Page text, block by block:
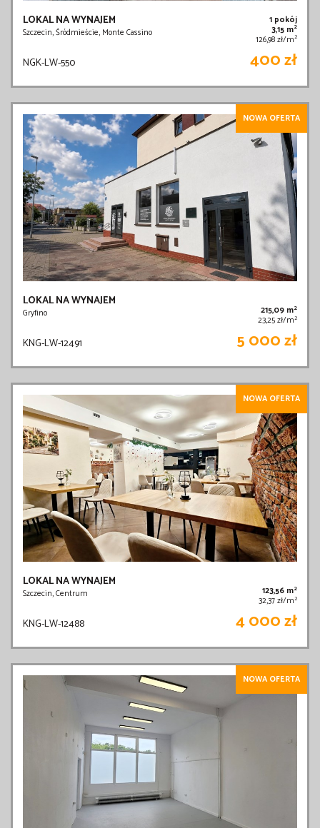
LOKAL NA WYNAJEM
Szczecin, Śródmieście, Monte Cassino
1 pokój
3,15 m2
126,98 zł/m2
NGK-LW-550 400 zł
NOWA OFERTA
LOKAL NA WYNAJEM
Gryfino 215,09 m2
23,25 zł/m2
KNG-LW-12491 5 000 zł
NOWA OFERTA
LOKAL NA WYNAJEM
Szczecin, Centrum 123,56 m2
32,37 zł/m2
KNG-LW-12488 4 000 zł
NOWA OFERTA